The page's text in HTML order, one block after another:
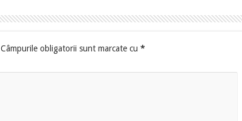
Câmpurile obligatorii sunt marcate cu *